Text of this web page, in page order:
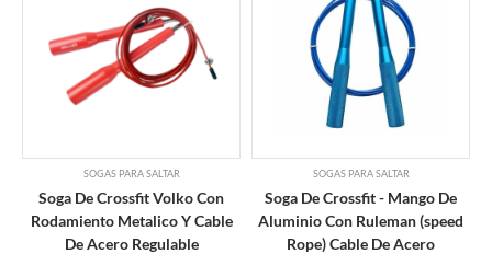
SOGAS PARA SALTAR
Soga De Crossfit Volko Con
Rodamiento Metalico Y Cable
De Acero Regulable
SOGAS PARA SALTAR
Soga De Crossfit - Mango De
Aluminio Con Ruleman (speed
Rope) Cable De Acero